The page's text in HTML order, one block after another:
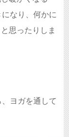
なり、何かに
思ったりしま
ヨガを通して